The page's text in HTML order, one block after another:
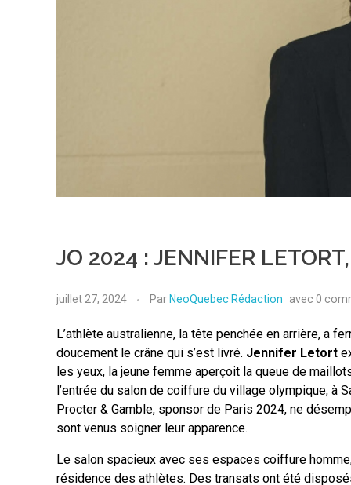
JO 2024 : JENNIFER
juillet 27, 2024 Par NeoQuebec Rédaction avec 0
L’athlète australienne, la tête penchée en arrière, a
doucement le crâne qui s’est livré. Jennifer Letort
les yeux, la jeune femme aperçoit la queue de
l’entrée du salon de coiffure du village olympique, à
Procter & Gamble, sponsor de Paris 2024, ne
sont venus soigner leur apparence.
Le salon spacieux avec ses espaces coiffure
résidence des athlètes. Des transats ont été